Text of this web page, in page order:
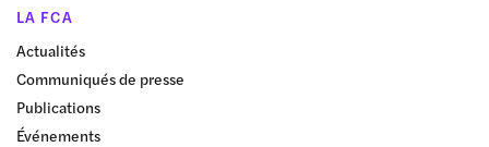
LA FCA
Actualités
Communiqués de presse
Publications
Événements